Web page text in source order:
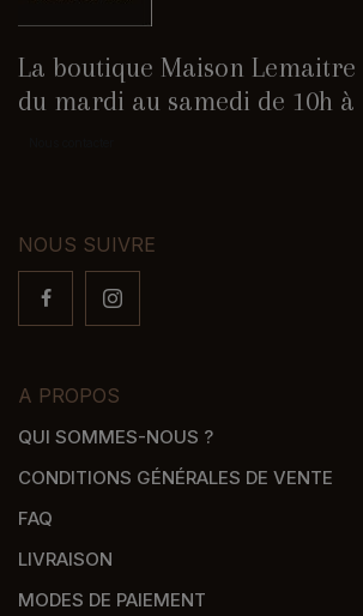
La boutique Maison Lemaitre
du mardi au samedi de 10h à
NOUS SUIVRE
A PROPOS
QUI SOMMES-NOUS ?
CONDITIONS GÉNÉRALES DE VENTE
FAQ
LIVRAISON
MODES DE PAIEMENT